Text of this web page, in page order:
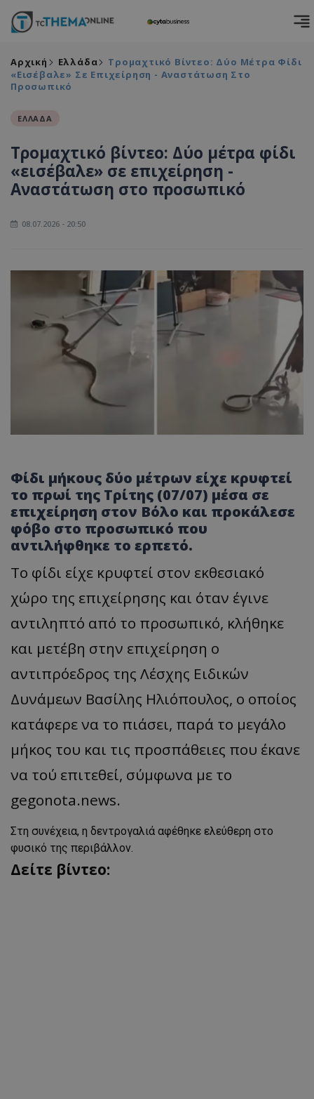
Αρχική Ελλάδα
Τρομαχτικό Βίντεο: Δύο Μέτρα Φίδι
«εισέβαλε» Σε Επιχείρηση - Αναστάτωση Στο
Προσωπικό
ΕΛΛΑΔΑ
Τρομαχτικό βίντεο: Δύο μέτρα φίδι
«εισέβαλε» σε επιχείρηση -
Αναστάτωση στο προσωπικό
08.07.2026 - 20:50
Φίδι μήκους δύο μέτρων είχε κρυφτεί
το πρωί της Τρίτης (07/07) μέσα σε
επιχείρηση στον Βόλο και προκάλεσε
φόβο στο προσωπικό που
αντιλήφθηκε το ερπετό.
Το φίδι είχε κρυφτεί στον εκθεσιακό
χώρο της επιχείρησης και όταν έγινε
αντιληπτό από το προσωπικό, κλήθηκε
και μετέβη στην επιχείρηση ο
αντιπρόεδρος της Λέσχης Ειδικών
Δυνάμεων Βασίλης Ηλιόπουλος, ο οποίος
κατάφερε να το πιάσει, παρά το μεγάλο
μήκος του και τις προσπάθειες που έκανε
να τού επιτεθεί, σύμφωνα με το
gegonota.news.
Στη συνέχεια, η δεντρογαλιά αφέθηκε ελεύθερη στο
φυσικό της περιβάλλον.
Δείτε βίντεο: